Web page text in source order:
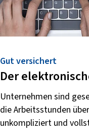
Gut versichert
Der
Unternehmen sind
die Arbeitsstunden
unkompliziert und